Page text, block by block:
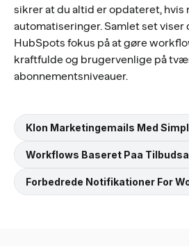
sikrer at du altid er opdateret, hvis
automatiseringer. Samlet set
HubSpots fokus på at gøre
kraftfulde og brugervenlige på
abonnementsniveauer.
Klon Marketingemails Med
Workflows Baseret Paa
Forbedrede Notifikationer For